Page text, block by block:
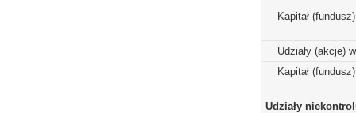
Kapitał
Udziały (akcje)
Kapitał
Udziały